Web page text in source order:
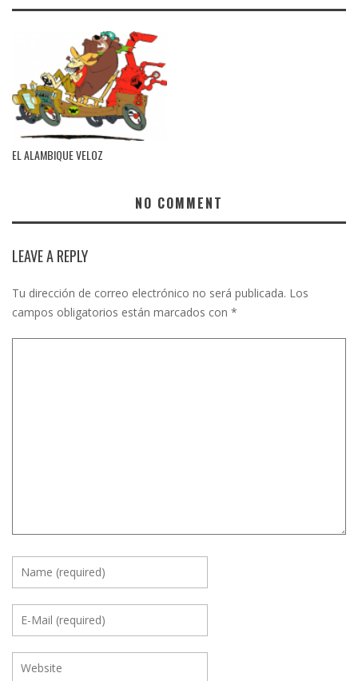
EL ALAMBIQUE VELOZ
NO COMMENT
LEAVE A REPLY
Tu dirección de correo electrónico no será publicada. Los
campos obligatorios están marcados con *